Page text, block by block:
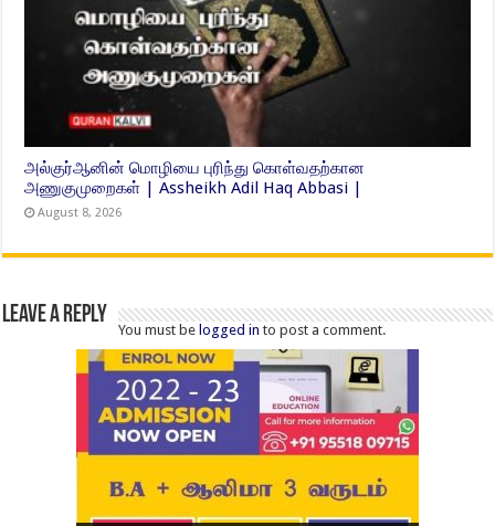
அல்குர்ஆனின் மொழியை புரிந்து கொள்வதற்கான
அணுகுமுறைகள் | Assheikh Adil Haq Abbasi |
August 8, 2026
Leave a Reply
You must belogged in to post a comment.